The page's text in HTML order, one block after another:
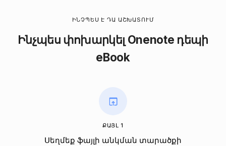
ԻՆՉՊԵՍ Է ԴԱ ԱՇԽԱՏՈՒՄ
Ինչպես փոխարկել Onenote դեպի
eBook
ՔԱՅԼ 1
Սեղմեք ֆայլի անկման տարածքի